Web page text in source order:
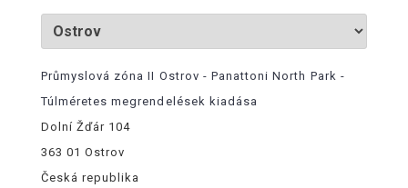
Průmyslová zóna II Ostrov - Panattoni North Park -
Túlméretes megrendelések kiadása
Dolní Žďár 104
363 01 Ostrov
Česká republika